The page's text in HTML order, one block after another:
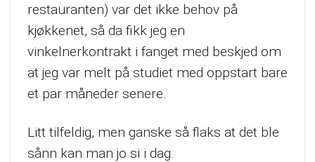
restauranten) var det ikke behov på
kjøkkenet, så da fikk jeg en
vinkelnerkontrakt i fanget med beskjed om
at jeg var melt på studiet med oppstart bare
et par måneder senere.
Litt tilfeldig, men ganske så flaks at det ble
sånn kan man jo si i dag.